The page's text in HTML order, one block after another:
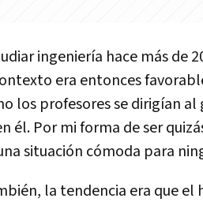
ingeniería hace más de
era entonces
los profesores se dirigían
él. Por mi forma de ser
situación cómoda para
la tendencia era que el